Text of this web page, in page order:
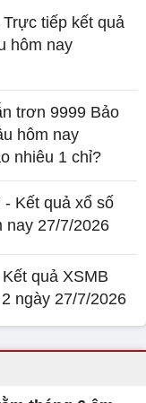
tiếp kết quả
hôm nay
trơn 9999 Bảo
hôm nay
nhiêu 1 chỉ?
- Kết quả xổ số
nay 27/7/2026
quả XSMB
ngày 27/7/2026